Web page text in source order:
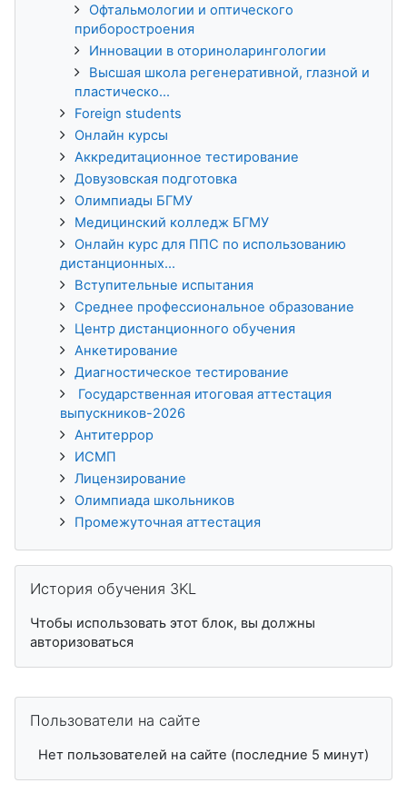
Офтальмологии и оптического
приборостроения
Инновации в оториноларингологии
Высшая школа регенеративной, глазной и
пластическо...
Foreign students
Онлайн курсы
Аккредитационное тестирование
Довузовская подготовка
Олимпиады БГМУ
Медицинский колледж БГМУ
Онлайн курс для ППС по использованию
дистанционных...
Вступительные испытания
Среднее профессиональное образование
Центр дистанционного обучения
Анкетирование
Диагностическое тестирование
Государственная итоговая аттестация
выпускников-2026
Антитеррор
ИСМП
Лицензирование
Олимпиада школьников
Промежуточная аттестация
История обучения 3KL
Чтобы использовать этот блок, вы должны
авторизоваться
Пользователи на сайте
Нет пользователей на сайте (последние 5 минут)